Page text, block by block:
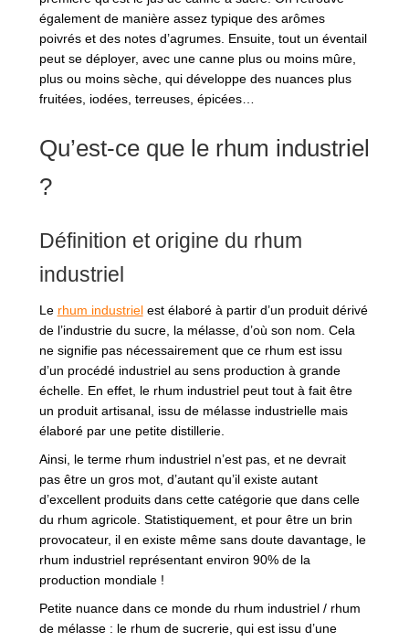
également de manière assez typique des arômes
poivrés et des notes d’agrumes. Ensuite, tout un éventail
peut se déployer, avec une canne plus ou moins mûre,
plus ou moins sèche, qui développe des nuances plus
fruitées, iodées, terreuses, épicées…
Qu’est-ce que le rhum industriel
?
Définition et origine du rhum
industriel
Le rhum industrielest élaboré à partir d’un produit dérivé
de l’industrie du sucre, la mélasse, d’où son nom. Cela
ne signifie pas nécessairement que ce rhum est issu
d’un procédé industriel au sens production à grande
échelle. En effet, le rhum industriel peut tout à fait être
un produit artisanal, issu de mélasse industrielle mais
élaboré par une petite distillerie.
Ainsi, le terme rhum industriel n’est pas, et ne devrait
pas être un gros mot, d’autant qu’il existe autant
d’excellent produits dans cette catégorie que dans celle
du rhum agricole. Statistiquement, et pour être un brin
provocateur, il en existe même sans doute davantage, le
rhum industriel représentant environ 90% de la
production mondiale !
Petite nuance dans ce monde du rhum industriel / rhum
de mélasse : le rhum de sucrerie, qui est issu d’une